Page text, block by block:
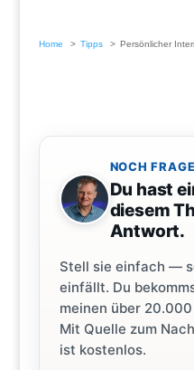
Home Tipps Persönlicher
NOCH
Du hast
diesem
Antwort.
Stell sie einfach —
einfällt. Du
meinen über
Mit Quelle zum
ist kostenlos.